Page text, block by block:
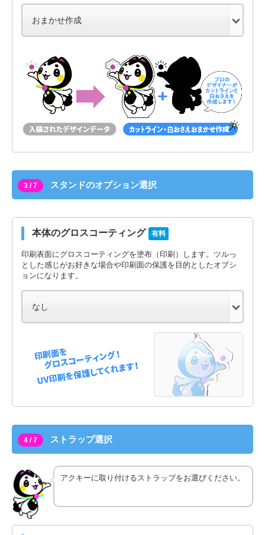
3 / 7 スタンドのオプション選択
本体のグロスコーティング 有料
印刷表面にグロスコーティングを塗布（印刷）します。ツルっ
とした感じがお好きな場合や印刷面の保護を目的としたオプシ
ョンになります。
4 / 7 ストラップ選択
アクキーに取り付けるストラップをお選びください。